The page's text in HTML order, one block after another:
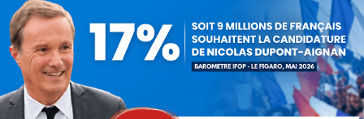
Lorsque tout flambe et que l’État
s’affaisse.